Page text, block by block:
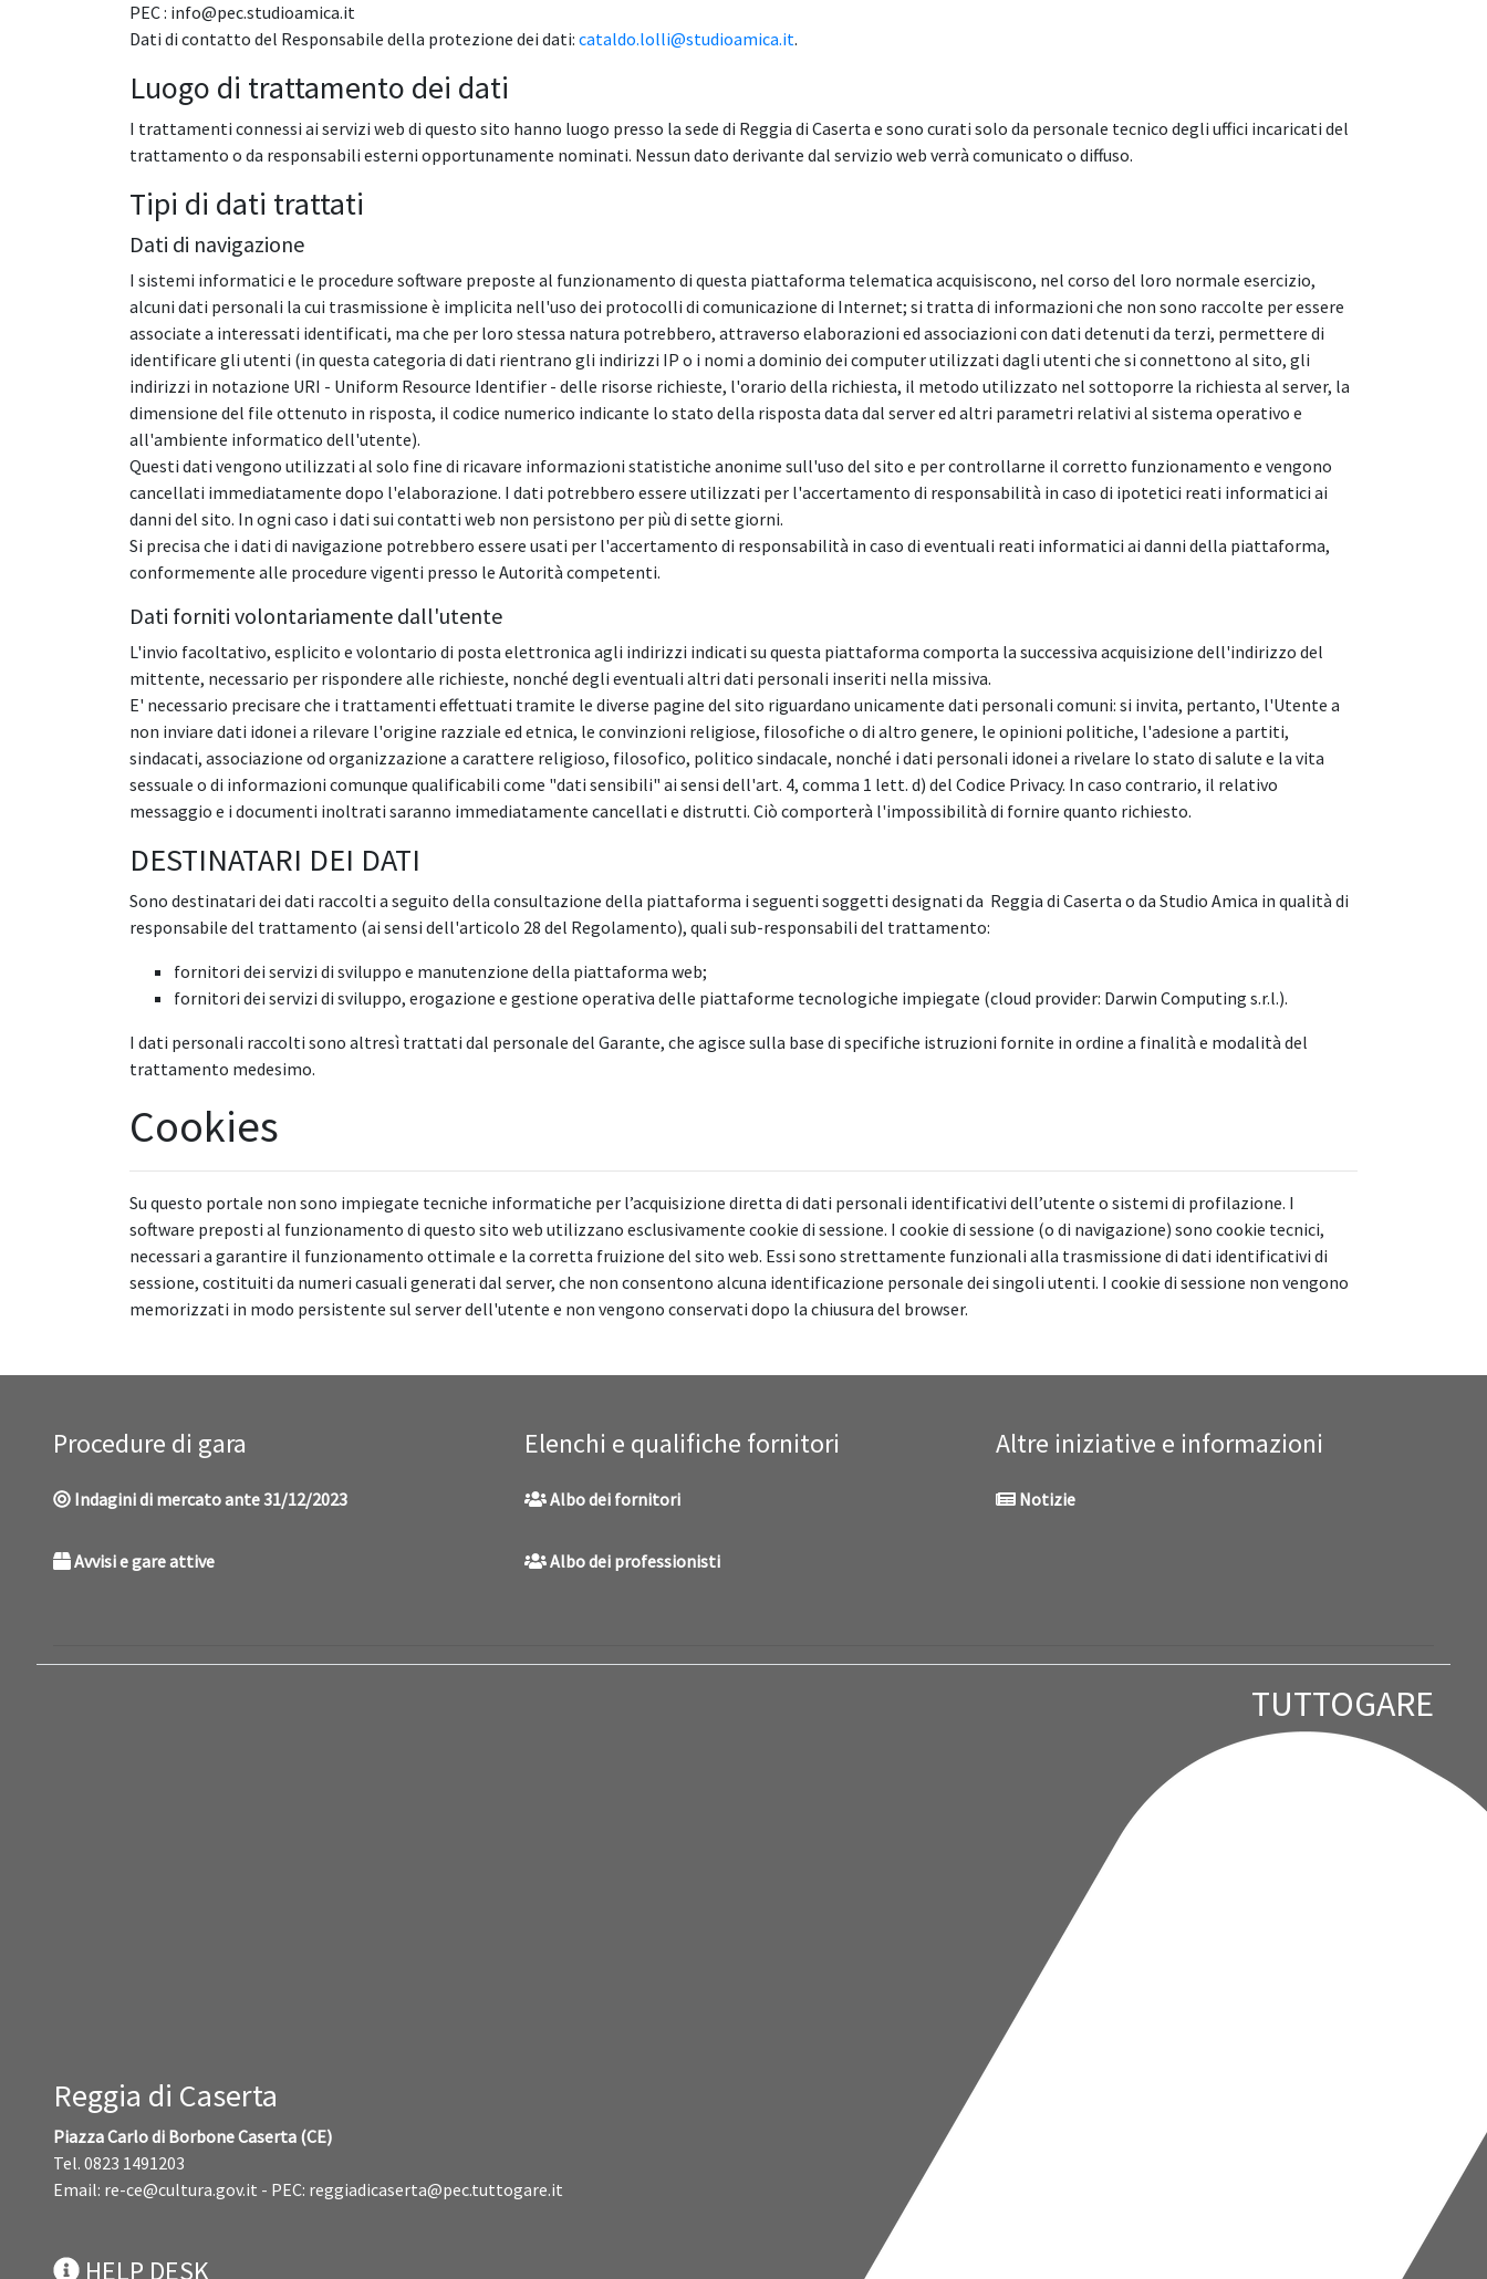
PEC : info@pec.studioamica.it
Dati di contatto del Responsabile della protezione dei dati: cataldo.lolli@studioamica.it.
Luogo di trattamento dei dati
I trattamenti connessi ai servizi web di questo sito hanno luogo presso la sede di Reggia di Caserta e sono curati solo da personale tecnico degli uffici incaricati del
trattamento o da responsabili esterni opportunamente nominati. Nessun dato derivante dal servizio web verrà comunicato o diffuso.
Tipi di dati trattati
Dati di navigazione
I sistemi informatici e le procedure software preposte al funzionamento di questa piattaforma telematica acquisiscono, nel corso del loro normale esercizio,
alcuni dati personali la cui trasmissione è implicita nell'uso dei protocolli di comunicazione di Internet; si tratta di informazioni che non sono raccolte per essere
associate a interessati identificati, ma che per loro stessa natura potrebbero, attraverso elaborazioni ed associazioni con dati detenuti da terzi, permettere di
identificare gli utenti (in questa categoria di dati rientrano gli indirizzi IP o i nomi a dominio dei computer utilizzati dagli utenti che si connettono al sito, gli
indirizzi in notazione URI - Uniform Resource Identifier - delle risorse richieste, l'orario della richiesta, il metodo utilizzato nel sottoporre la richiesta al server, la
dimensione del file ottenuto in risposta, il codice numerico indicante lo stato della risposta data dal server ed altri parametri relativi al sistema operativo e
all'ambiente informatico dell'utente).
Questi dati vengono utilizzati al solo fine di ricavare informazioni statistiche anonime sull'uso del sito e per controllarne il corretto funzionamento e vengono
cancellati immediatamente dopo l'elaborazione. I dati potrebbero essere utilizzati per l'accertamento di responsabilità in caso di ipotetici reati informatici ai
danni del sito. In ogni caso i dati sui contatti web non persistono per più di sette giorni.
Si precisa che i dati di navigazione potrebbero essere usati per l'accertamento di responsabilità in caso di eventuali reati informatici ai danni della piattaforma,
conformemente alle procedure vigenti presso le Autorità competenti.
Dati forniti volontariamente dall'utente
L'invio facoltativo, esplicito e volontario di posta elettronica agli indirizzi indicati su questa piattaforma comporta la successiva acquisizione dell'indirizzo del
mittente, necessario per rispondere alle richieste, nonché degli eventuali altri dati personali inseriti nella missiva.
E' necessario precisare che i trattamenti effettuati tramite le diverse pagine del sito riguardano unicamente dati personali comuni: si invita, pertanto, l'Utente a
non inviare dati idonei a rilevare l'origine razziale ed etnica, le convinzioni religiose, filosofiche o di altro genere, le opinioni politiche, l'adesione a partiti,
sindacati, associazione od organizzazione a carattere religioso, filosofico, politico sindacale, nonché i dati personali idonei a rivelare lo stato di salute e la vita
sessuale o di informazioni comunque qualificabili come "dati sensibili" ai sensi dell'art. 4, comma 1 lett. d) del Codice Privacy. In caso contrario, il relativo
messaggio e i documenti inoltrati saranno immediatamente cancellati e distrutti. Ciò comporterà l'impossibilità di fornire quanto richiesto.
DESTINATARI DEI DATI
Sono destinatari dei dati raccolti a seguito della consultazione della piattaforma i seguenti soggetti designati da Reggia di Caserta o da Studio Amica in qualità di
responsabile del trattamento (ai sensi dell'articolo 28 del Regolamento), quali sub-responsabili del trattamento:
fornitori dei servizi di sviluppo e manutenzione della piattaforma web;
fornitori dei servizi di sviluppo, erogazione e gestione operativa delle piattaforme tecnologiche impiegate (cloud provider: Darwin Computing s.r.l.).
I dati personali raccolti sono altresì trattati dal personale del Garante, che agisce sulla base di specifiche istruzioni fornite in ordine a finalità e modalità del
trattamento medesimo.
Cookies
Su questo portale non sono impiegate tecniche informatiche per l’acquisizione diretta di dati personali identificativi dell’utente o sistemi di profilazione. I
software preposti al funzionamento di questo sito web utilizzano esclusivamente cookie di sessione. I cookie di sessione (o di navigazione) sono cookie tecnici,
necessari a garantire il funzionamento ottimale e la corretta fruizione del sito web. Essi sono strettamente funzionali alla trasmissione di dati identificativi di
sessione, costituiti da numeri casuali generati dal server, che non consentono alcuna identificazione personale dei singoli utenti. I cookie di sessione non vengono
memorizzati in modo persistente sul server dell'utente e non vengono conservati dopo la chiusura del browser.
Procedure di gara
Indagini di mercato ante 31/12/2023
Avvisi e gare attive
Elenchi e qualifiche fornitori
Albo dei fornitori
Albo dei professionisti
Altre iniziative e informazioni
Notizie
Reggia di Caserta
Piazza Carlo di Borbone Caserta (CE)
Tel. 0823 1491203
Email: re-ce@cultura.gov.it - PEC: reggiadicaserta@pec.tuttogare.it
HELP DESK
TUTTOGARE